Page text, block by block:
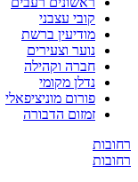
קובי עצבני
מודיעין ברשת
נוער וצעירים
חברה וקהילה
נדלן מקומי
פורום מוניציפאלי
זמזום הדבורה